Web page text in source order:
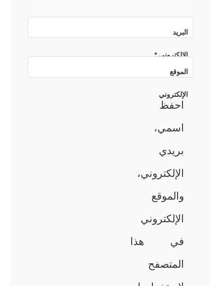
البريد
الإلكتروني*
الموقع
الإلكتروني
احفظ
اسمي،
بريدي
الإلكتروني،
والموقع
الإلكتروني
في هذا
المتصفح